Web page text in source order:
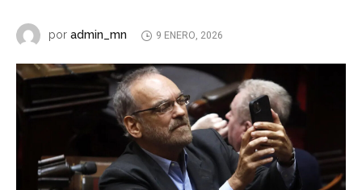
por admin_mn 9 ENERO, 2026